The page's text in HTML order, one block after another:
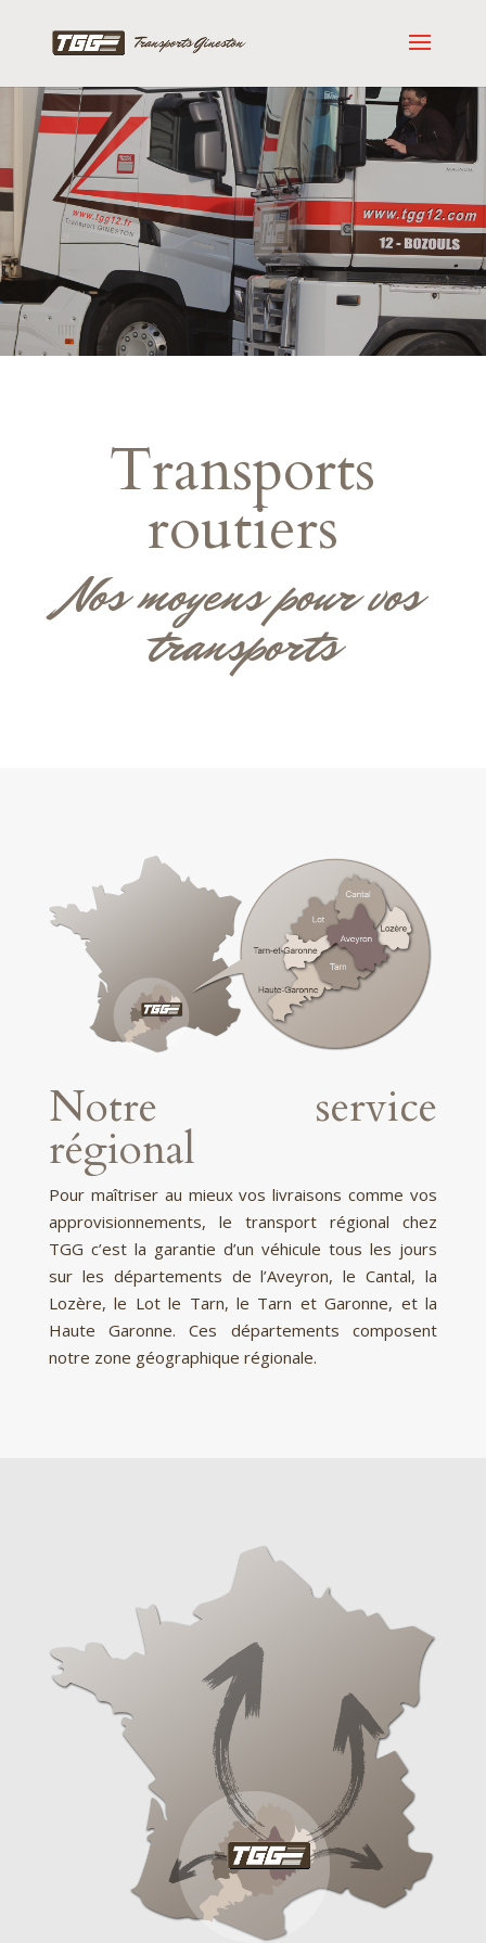
Transports
routiers
Nos moyens pour vos
transports
Notre service
régional
Pour maîtriser au mieux vos livraisons comme vos
approvisionnements, le transport régional chez
TGG c’est la garantie d’un véhicule tous les jours
sur les départements de l’Aveyron, le Cantal, la
Lozère, le Lot le Tarn, le Tarn et Garonne, et la
Haute Garonne. Ces départements composent
notre zone géographique régionale.